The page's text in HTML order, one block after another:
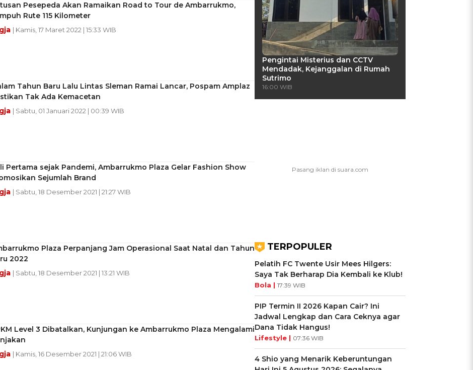
Pesepeda Akan Ramaikan Road to Tour de Ambarrukmo,
Rute 115 Kilometer
| Kamis, 17 Maret 2022 | 15:33 WIB
Tahun Baru Lalu Lintas Sleman Ramai Lancar, Pospam Amplaz
Tak Ada Kemacetan
| Sabtu, 01 Januari 2022 | 00:39 WIB
Pertama sejak Pandemi, Ambarrukmo Plaza Gelar Fashion Show
Sejumlah Brand
| Sabtu, 18 Desember 2021 | 21:27 WIB
Plaza Perpanjang Jam Operasional Saat Natal dan Tahun
2022
| Sabtu, 18 Desember 2021 | 13:21 WIB
Level 3 Dibatalkan, Kunjungan ke Ambarrukmo Plaza Mengalami
| Kamis, 16 Desember 2021 | 21:06 WIB
Pengintai Misterius dan CCTV
Mendadak, Kejanggalan di Rumah
Sutrimo
16:00 WIB
TERPOPULER
Pelatih FC Twente Usir Mees Hilgers:
Saya Tak Berharap Dia Kembali ke Klub!
Bola | 17:39 WIB
PIP Termin II 2026 Kapan Cair? Ini
Jadwal Lengkap dan Cara Ceknya agar
Dana Tidak Hangus!
Lifestyle | 07:36 WIB
4 Shio yang Menarik Keberuntungan